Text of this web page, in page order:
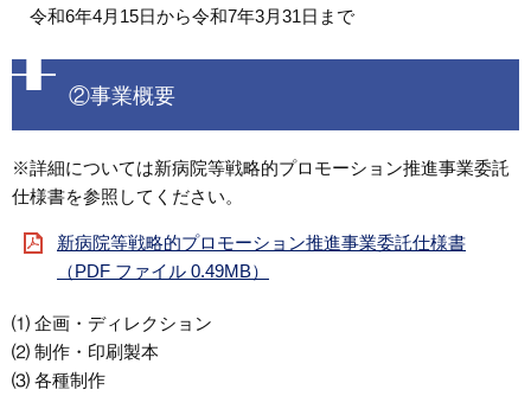
令和6年4月15日から令和7年3月31日まで
②事業概要
※詳細については新病院等戦略的プロモーション推進事業委託
仕様書を参照してください。
新病院等戦略的プロモーション推進事業委託仕様書
（PDF ファイル 0.49MB）
⑴ 企画・ディレクション
⑵ 制作・印刷製本
⑶ 各種制作